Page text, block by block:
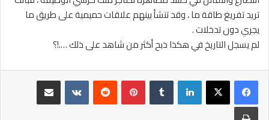
تريد تفريغ طاقة ما ، وقد تنشأ بينهم علاقات حميمية على طريق ما
يجري دون تدخلات .
لم يسجل التاريخ في هكذا ذبح أكثر من شاهد على ذلك ….!؟
لينكدإن بينتيريست
مشاركة عبر البريد
طباعة